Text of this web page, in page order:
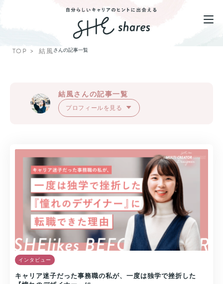
TOP 結風さんの記事一覧
結風さんの記事一覧
プロフィールを見る
インタビュー
キャリア迷子だった事務職の私が、一度は独学で挫折した